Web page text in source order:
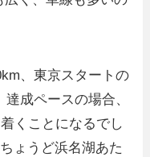
、東京スタートの
成ペースの場合、
くことになるでし
ょうど浜名湖あた